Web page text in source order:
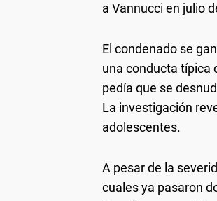
a Vannucci en julio
El condenado se
una conducta típica
pedía que se
La investigación
adolescentes.
A pesar de la
cuales ya pasaron